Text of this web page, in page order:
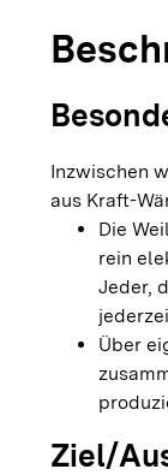
Inzwischen
aus Kraft-
Die
rein
Jeder,
Über
Ziel/